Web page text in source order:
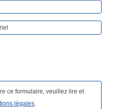
ce formulaire, veuillez lire et
légales